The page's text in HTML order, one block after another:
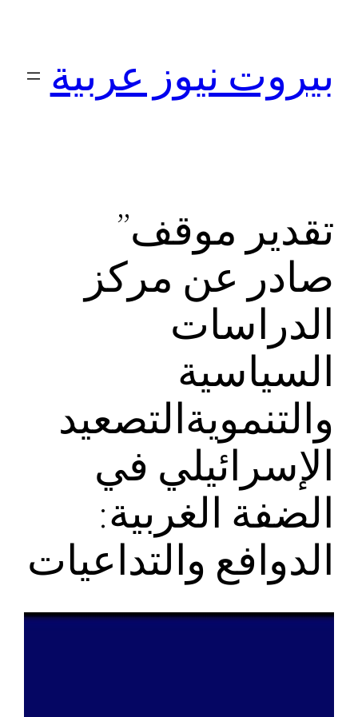
بيروت نيوز عربية
تقدير موقف”
صادر عن مركز
الدراسات
السياسية
والتنمويةالتصعيد
الإسرائيلي في
الضفة الغربية:
الدوافع والتداعيات